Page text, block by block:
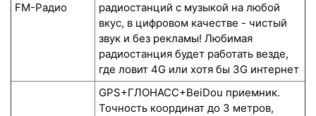
FM-Радио
радиостанций с музыкой на любой
вкус, в цифровом качестве - чистый
звук и без рекламы! Любимая
радиостанция будет работать везде,
где ловит 4G или хотя бы 3G интернет
GPS+ГЛОНАСС+BeiDou приемник.
Точность координат до 3 метров,